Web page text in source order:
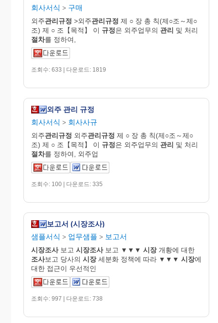
회사서식 > 구매
외주관리규정 >외주관리규정 제 ○ 장 총 칙(제○조～제○
조) 제 ○ 조【목적】 이 규정은 외주업무의 관리 및 처리
절차를 정하여,
조회수: 633 | 다운로드: 1819
외주 관리 규정
회사서식 > 회사사규
외주관리규정 외주관리규정 제 ○ 장 총 칙(제○조～제○
조) 제 ○ 조【목적】 이 규정은 외주업무의 관리 및 처리
절차를 정하여, 외주업
조회수: 100 | 다운로드: 335
보고서 (시장조사)
샘플서식 > 업무샘플 > 보고서
시장조사보고 시장조사보고 ▼▼▼ 시장개황에 대한
조사보고 당사의 시장세분화 정책에 따라 ▼▼▼ 시장에
대한 접근이 우선적인
조회수: 997 | 다운로드: 738